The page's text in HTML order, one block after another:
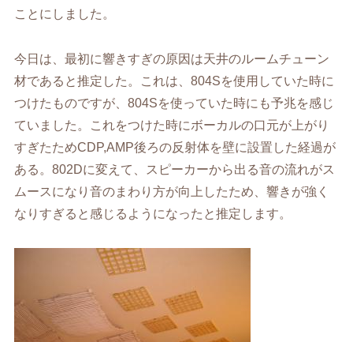
ことにしました。
今日は、最初に響きすぎの原因は天井のルームチューン
材であると推定した。これは、804Sを使用していた時に
つけたものですが、804Sを使っていた時にも予兆を感じ
ていました。これをつけた時にボーカルの口元が上がり
すぎたためCDP,AMP後ろの反射体を壁に設置した経過が
ある。802Dに変えて、スピーカーから出る音の流れがス
ムースになり音のまわり方が向上したため、響きが強く
なりすぎると感じるようになったと推定します。